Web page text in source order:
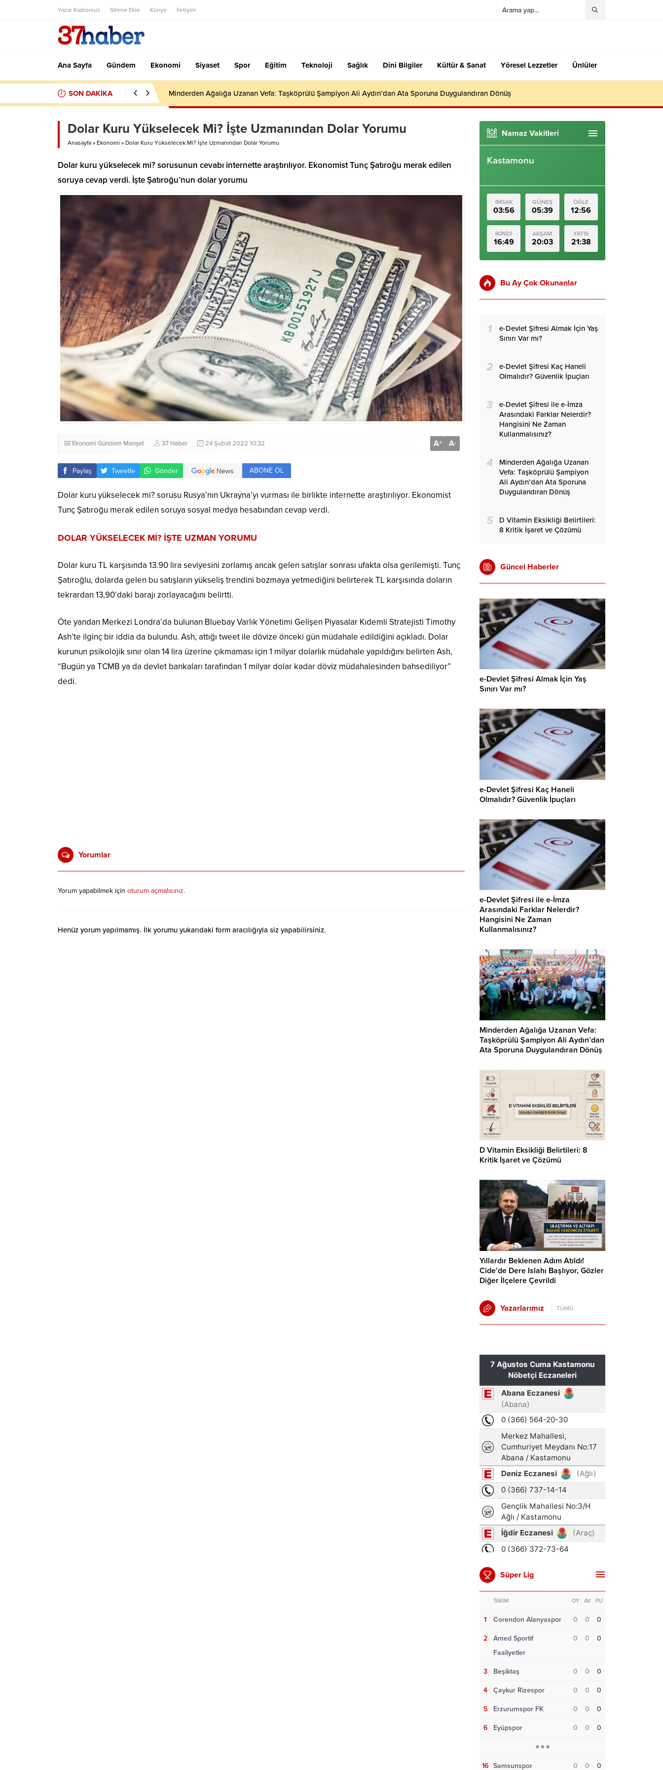
Yazar Kadromuz Sitene Ekle Künye İletişim
Ana Sayfa Gündem Ekonomi Siyaset Spor Eğitim Teknoloji Sağlık Dini Bilgiler Kültür & Sanat Yöresel Lezzetler Ünlüler
SON DAKİKA Minderden Ağalığa Uzanan Vefa: Taşköprülü Şampiyon Ali Aydın’dan Ata Sporuna Duygulandıran Dönüş
Dolar Kuru Yükselecek Mi? İşte Uzmanından Dolar Yorumu
Anasayfa » Ekonomi » Dolar Kuru Yükselecek Mi? İşte Uzmanından Dolar Yorumu
Dolar kuru yükselecek mi? sorusunun cevabı internette araştırılıyor. Ekonomist Tunç Şatıroğu merak edilen
soruya cevap verdi. İşte Şatıroğu’nun dolar yorumu
Ekonomi Gündem Manşet 37 Haber 24 Şubat 2022 10:32 A+ A-
Paylaş Tweetle Gönder ABONE OL
Dolar kuru yükselecek mi? sorusu Rusya’nın Ukrayna’yı vurması ile birlikte internette araştırılıyor. Ekonomist
Tunç Şatıroğu merak edilen soruya sosyal medya hesabından cevap verdi.
DOLAR YÜKSELECEK Mİ? İŞTE UZMAN YORUMU
Dolar kuru TL karşısında 13.90 lira seviyesini zorlamış ancak gelen satışlar sonrası ufakta olsa gerilemişti. Tunç
Şatıroğlu, dolarda gelen bu satışların yükseliş trendini bozmaya yetmediğini belirterek TL karşısında doların
tekrardan 13,90’daki barajı zorlayacağını belirtti.
Öte yandan Merkezi Londra’da bulunan Bluebay Varlık Yönetimi Gelişen Piyasalar Kıdemli Stratejisti Timothy
Ash’te ilginç bir iddia da bulundu. Ash, attığı tweet ile dövize önceki gün müdahale edildiğini açıkladı. Dolar
kurunun psikolojik sınır olan 14 lira üzerine çıkmaması için 1 milyar dolarlık müdahale yapıldığını belirten Ash,
“Bugün ya TCMB ya da devlet bankaları tarafından 1 milyar dolar kadar döviz müdahalesinden bahsediliyor”
dedi.
Yorumlar
Yorum yapabilmek için oturum açmalısınız.
Henüz yorum yapılmamış. İlk yorumu yukarıdaki form aracılığıyla siz yapabilirsiniz.
Namaz Vakitleri
Kastamonu
İMSAK
03:56
GÜNEŞ
05:39
ÖĞLE
12:56
İKİNDİ
16:49
AKŞAM
20:03
YATSI
21:38
Bu Ay Çok Okunanlar
1
e-Devlet Şifresi Almak İçin Yaş
Sınırı Var mı?
2
e-Devlet Şifresi Kaç Haneli
Olmalıdır? Güvenlik İpuçları
3
e-Devlet Şifresi ile e-İmza
Arasındaki Farklar Nelerdir?
Hangisini Ne Zaman
Kullanmalısınız?
4
Minderden Ağalığa Uzanan
Vefa: Taşköprülü Şampiyon
Ali Aydın’dan Ata Sporuna
Duygulandıran Dönüş
5
D Vitamin Eksikliği Belirtileri:
8 Kritik İşaret ve Çözümü
Güncel Haberler
e-Devlet Şifresi Almak İçin Yaş
Sınırı Var mı?
e-Devlet Şifresi Kaç Haneli
Olmalıdır? Güvenlik İpuçları
e-Devlet Şifresi ile e-İmza
Arasındaki Farklar Nelerdir?
Hangisini Ne Zaman
Kullanmalısınız?
Minderden Ağalığa Uzanan Vefa:
Taşköprülü Şampiyon Ali Aydın’dan
Ata Sporuna Duygulandıran Dönüş
D Vitamin Eksikliği Belirtileri: 8
Kritik İşaret ve Çözümü
Yıllardır Beklenen Adım Atıldı!
Cide’de Dere Islahı Başlıyor, Gözler
Diğer İlçelere Çevrildi
Yazarlarımız TÜMÜ
Süper Lig
TAKIM OY AV PU
1 Corendon Alanyaspor 0 0 0
2
Amed Sportif
Faaliyetler
0 0 0
3 Beşiktaş 0 0 0
4 Çaykur Rizespor 0 0 0
5 Erzurumspor FK 0 0 0
6 Eyüpspor 0 0 0
16 Samsunspor 0 0 0